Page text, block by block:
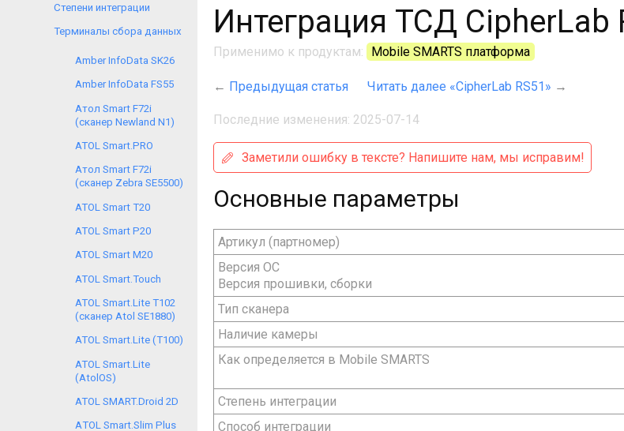
Степени интеграции
Терминалы сбора данных
Amber InfoData SK26
Amber InfoData FS55
Атол Smart F72i
(сканер Newland N1)
ATOL Smart.PRO
Атол Smart F72i
(сканер Zebra SE5500)
ATOL Smart T20
ATOL Smart P20
ATOL Smart M20
ATOL Smart.Touch
ATOL Smart.Lite T102
(сканер Atol SE1880)
ATOL Smart.Lite (T100)
ATOL Smart.Lite
(AtolOS)
ATOL SMART.Droid 2D
АTOL Smart.Slim Plus
Интеграция ТСД CipherLab
Применимо к продуктам: Mobile SMARTS платформа
← Предыдущая статья Читать далее «CipherLab RS51» →
Последние изменения: 2025-07-14
Заметили ошибку в тексте? Напишите нам, мы исправим!
Основные параметры
Артикул (партномер)
Версия ОС
Версия прошивки, сборки
Тип сканера
Наличие камеры
Как определяется в Mobile SMARTS
Степень интеграции
Способ интеграции